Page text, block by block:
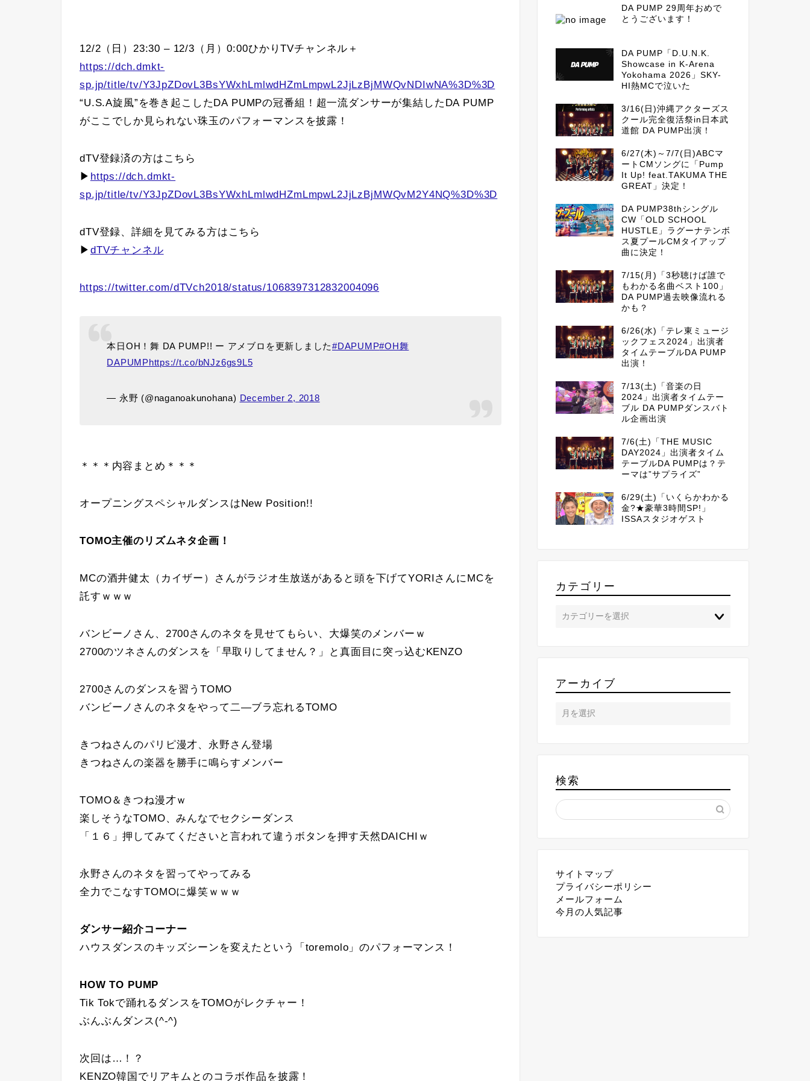
12/2（日）23:30 – 12/3（月）0:00ひかりTVチャンネル＋
https://dch.dmkt-
sp.jp/title/tv/Y3JpZDovL3BsYWxhLmlwdHZmLmpwL2JjLzBjMWQvNDIwNA%3D%3D
“U.S.A旋風”を巻き起こしたDA PUMPの冠番組！超一流ダンサーが集結したDA PUMP
がここでしか見られない珠玉のパフォーマンスを披露！
dTV登録済の方はこちら
▶ https://dch.dmkt-
sp.jp/title/tv/Y3JpZDovL3BsYWxhLmlwdHZmLmpwL2JjLzBjMWQvM2Y4NQ%3D%3D
dTV登録、詳細を見てみる方はこちら
▶ dTVチャンネル
https://twitter.com/dTVch2018/status/1068397312832004096
本日OH！舞 DA PUMP!! ー アメブロを更新しました#DAPUMP#OH舞
DAPUMPhttps://t.co/bNJz6gs9L5
— 永野 (@naganoakunohana) December 2, 2018
＊＊＊内容まとめ＊＊＊
オープニングスペシャルダンスはNew Position!!
TOMO主催のリズムネタ企画！
MCの酒井健太（カイザー）さんがラジオ生放送があると頭を下げてYORIさんにMCを
託すｗｗｗ
バンビーノさん、2700さんのネタを見せてもらい、大爆笑のメンバーｗ
2700のツネさんのダンスを「早取りしてません？」と真面目に突っ込むKENZO
2700さんのダンスを習うTOMO
バンビーノさんのネタをやって二―ブラ忘れるTOMO
きつねさんのパリピ漫才、永野さん登場
きつねさんの楽器を勝手に鳴らすメンバー
TOMO＆きつね漫才ｗ
楽しそうなTOMO、みんなでセクシーダンス
「１６」押してみてくださいと言われて違うボタンを押す天然DAICHIｗ
永野さんのネタを習ってやってみる
全力でこなすTOMOに爆笑ｗｗｗ
ダンサー紹介コーナー
ハウスダンスのキッズシーンを変えたという「toremolo」のパフォーマンス！
HOW TO PUMP
Tik Tokで踊れるダンスをTOMOがレクチャー！
ぶんぶんダンス(^-^)
次回は…！？
KENZO韓国でリアキムとのコラボ作品を披露！
DA PUMP 29周年おめで
とうございます！
DA PUMP「D.U.N.K.
Showcase in K-Arena
Yokohama 2026」SKY-
HI熱MCで泣いた
3/16(日)沖縄アクターズス
クール完全復活祭in日本武
道館 DA PUMP出演！
6/27(木)～7/7(日)ABCマ
ートCMソングに「Pump
It Up! feat.TAKUMA THE
GREAT」決定！
DA PUMP38thシングル
CW「OLD SCHOOL
HUSTLE」ラグーナテンボ
ス夏プールCMタイアップ
曲に決定！
7/15(月)「3秒聴けば誰で
もわかる名曲ベスト100」
DA PUMP過去映像流れる
かも？
6/26(水)「テレ東ミュージ
ックフェス2024」出演者
タイムテーブルDA PUMP
出演！
7/13(土)「音楽の日
2024」出演者タイムテー
ブル DA PUMPダンスバト
ル企画出演
7/6(土)「THE MUSIC
DAY2024」出演者タイム
テーブルDA PUMPは？テ
ーマは”サプライズ”
6/29(土)「いくらかわかる
金?★豪華3時間SP!」
ISSAスタジオゲスト
カテゴリー
アーカイブ
検索
サイトマップ
プライバシーポリシー
メールフォーム
今月の人気記事